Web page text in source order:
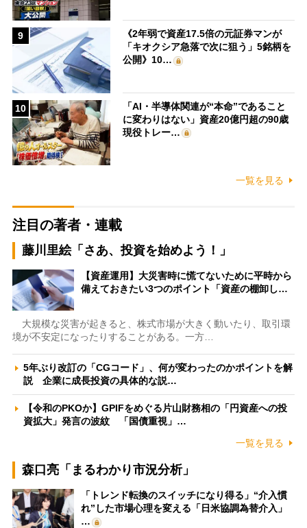
9
《2年弱で資産17.5倍の元証券マンが
「キオクシア急落で次に狙う」5銘柄を
公開》10…
10
「AI・半導体関連が“本命”であること
に変わりはない」資産20億円超の90歳
現役トレー…
一覧を見る
注目の著者・連載
藤川里絵「さあ、投資を始めよう！」
【資産運用】大災害時に慌てないために平時から
備えておきたい3つのポイント「資産の棚卸し…
大規模な災害が起きると、株式市場が大きく動いたり、取引環
境が不安定になったりすることがある。一方…
5年ぶり改訂の「CGコード」、何が変わったのかポイントを解
説 企業に成長投資の具体的な説…
【令和のPKOか】GPIFをめぐる片山財務相の「円資産への投
資拡大」発言の波紋 「国債重視」…
一覧を見る
森口亮「まるわかり市況分析」
「トレンド転換のスイッチになり得る」“介入慣
れ”した市場心理を変える「日米協調為替介入」
…